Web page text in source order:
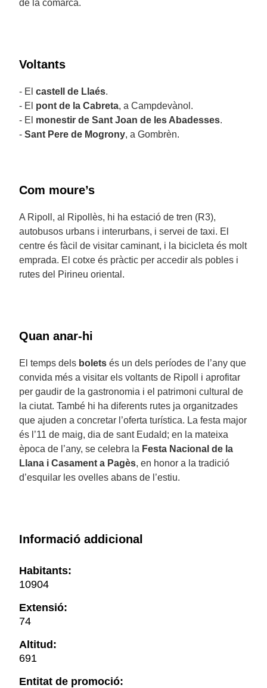
de la comarca.
Voltants
- El castell de Llaés.
- El pont de la Cabreta, a Campdevànol.
- El monestir de Sant Joan de les Abadesses.
- Sant Pere de Mogrony, a Gombrèn.
Com moure’s
A Ripoll, al Ripollès, hi ha estació de tren (R3),
autobusos urbans i interurbans, i servei de taxi. El
centre és fàcil de visitar caminant, i la bicicleta és molt
emprada. El cotxe és pràctic per accedir als pobles i
rutes del Pirineu oriental.
Quan anar-hi
El temps dels bolets és un dels períodes de l’any que
convida més a visitar els voltants de Ripoll i aprofitar
per gaudir de la gastronomia i el patrimoni cultural de
la ciutat. També hi ha diferents rutes ja organitzades
que ajuden a concretar l’oferta turística. La festa major
és l’11 de maig, dia de sant Eudald; en la mateixa
època de l’any, se celebra la Festa Nacional de la
Llana i Casament a Pagès, en honor a la tradició
d’esquilar les ovelles abans de l’estiu.
Informació addicional
Habitants:
10904
Extensió:
74
Altitud:
691
Entitat de promoció: